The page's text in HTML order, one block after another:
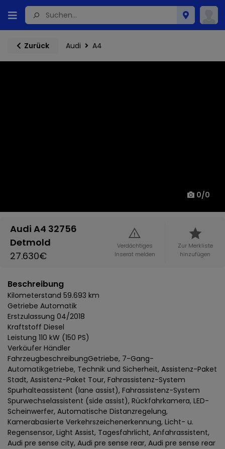
Zurück Audi A4
0/0
Audi A4 32756
Detmold
27.630€
Verdächtiges
Inserat melden
Zur Merkliste
hinzufügen
Beschreibung
Kilometerstand 59.693 km
Getriebe Automatik
Erstzulassung 04/2018
Kraftstoff Diesel
Leistung 110 kW (150 PS)
Verkäufer Händler
FahrzeugbeschreibungGetriebe, 7-Gang-
Automatikgetriebe, Technik und Sicherheit, Assistenz-Paket
Stadt, Assistenz-Paket Tour, Fahrassistenz-System
Spurhalteassistent (lane assist), Fahrassistenz-System
Spurwechselassistent (side assist), Rückfahrkamera, LED-
Scheinwerfer, Automatische Distanzregelung,
Kamerabasierte Verkehrszeichenerkennung, Licht- u.
Regensensor, Light Assist, Tagesfahrlicht, Anfahrassistent,
Audi pre sense city, Audi pre sense rear, Audi pre sense rear